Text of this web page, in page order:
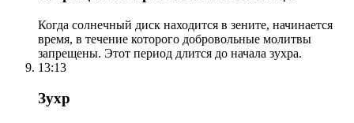
Когда солнечный диск находится в зените, начинается
время, в течение которого добровольные молитвы
запрещены. Этот период длится до начала зухра.
13:13
Зухр